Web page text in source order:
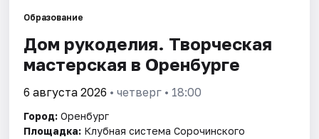
Образование
Дом рукоделия. Творческая
мастерская в Оренбурге
6 августа 2026 • четверг • 18:00
Город: Оренбург
Площадка: Клубная система Сорочинского